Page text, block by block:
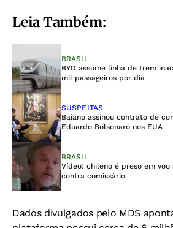
Leia Também:
BRASIL
BYD assume linha de trem
mil passageiros por dia
SUSPEITAS
Baiano assinou contrato de
Eduardo Bolsonaro nos EUA
BRASIL
Vídeo: chileno é preso em
contra comissário
Dados divulgados pelo MDS